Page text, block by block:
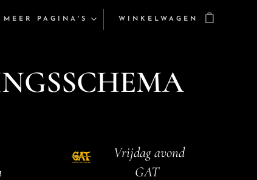
MEER PAGINA'S WINKELWAGEN
Vrijdag avond
GAT